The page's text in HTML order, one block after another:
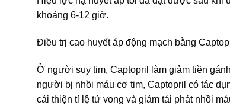
khoảng 6-12 giờ.
Điều trị cao huyết áp động mạch bằng
Ở người suy tim, Captopril làm giảm tiền
người bị nhồi máu cơ tim, Captopril có tác
cải thiện tỉ lệ tử vong và giảm tái phát nhồi